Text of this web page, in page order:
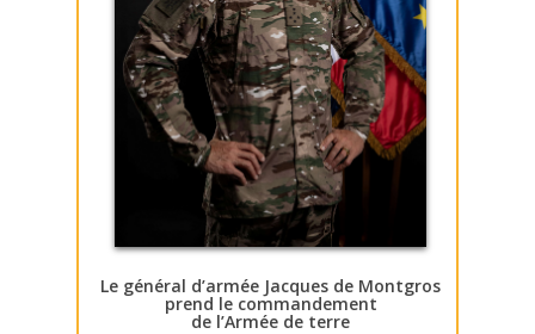
Le général d’armée Jacques de Montgros
prend le commandement
de l’Armée de terre